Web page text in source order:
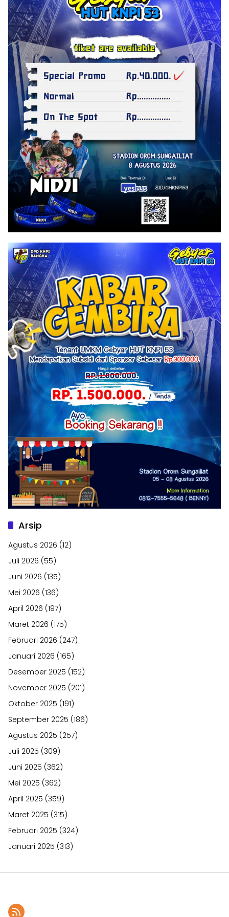
Arsip
Agustus 2026 (12)
Juli 2026 (55)
Juni 2026 (135)
Mei 2026 (136)
April 2026 (197)
Maret 2026 (175)
Februari 2026 (247)
Januari 2026 (165)
Desember 2025 (152)
November 2025 (201)
Oktober 2025 (191)
September 2025 (186)
Agustus 2025 (257)
Juli 2025 (309)
Juni 2025 (362)
Mei 2025 (362)
April 2025 (359)
Maret 2025 (315)
Februari 2025 (324)
Januari 2025 (313)